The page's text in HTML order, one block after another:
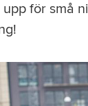
för små